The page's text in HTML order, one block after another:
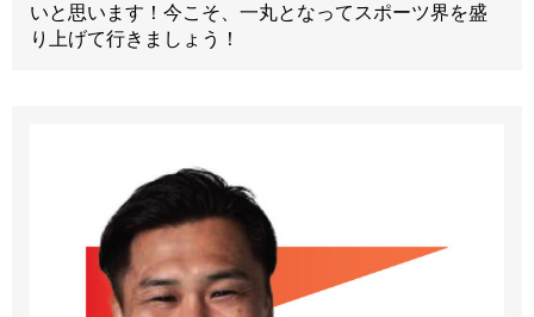
いと思います！今こそ、一丸となってスポーツ界を盛
り上げて行きましょう！